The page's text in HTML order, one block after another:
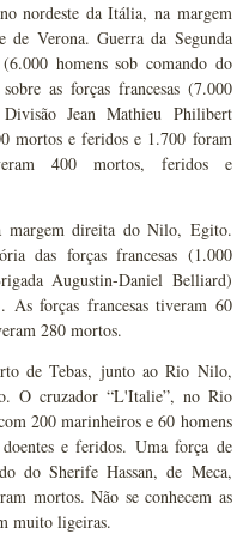
nordeste da Itália, na margem
Verona. Guerra da Segunda
homens sob comando do
as forças francesas (7.000
Jean Mathieu Philibert
mortos e feridos e 1.700 foram
400 mortos, feridos e
direita do Nilo, Egito.
das forças francesas (1.000
Augustin-Daniel Belliard)
As forças francesas tiveram 60
280 mortos.
de Tebas, junto ao Rio Nilo,
O cruzador “L'Italie”, no Rio
200 marinheiros e 60 homens
e feridos. Uma força de
do Sherife Hassan, de Meca,
mortos. Não se conhecem as
muito ligeiras.